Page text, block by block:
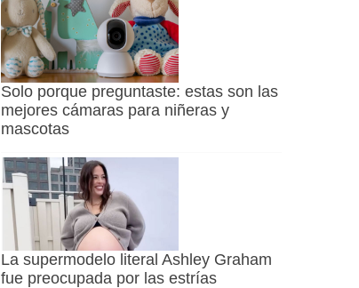
Solo porque preguntaste: estas son las
mejores cámaras para niñeras y
mascotas
La supermodelo literal Ashley Graham
fue preocupada por las estrías